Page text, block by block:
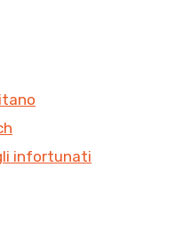
infortunati